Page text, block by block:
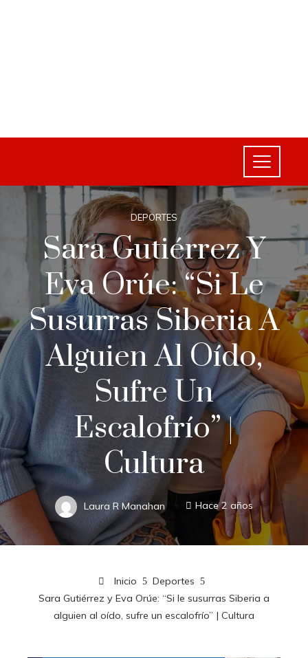
DEPORTES
Sara Gutiérrez Y
Eva Orúe: “Si Le
Susurras Siberia A
Alguien Al Oído,
Sufre Un
Escalofrío” |
Cultura
Laura R Manahan Hace 2 años
Inicio
Deportes
Sara Gutiérrez y Eva Orúe: “Si le susurras Siberia a
alguien al oído, sufre un escalofrío” | Cultura